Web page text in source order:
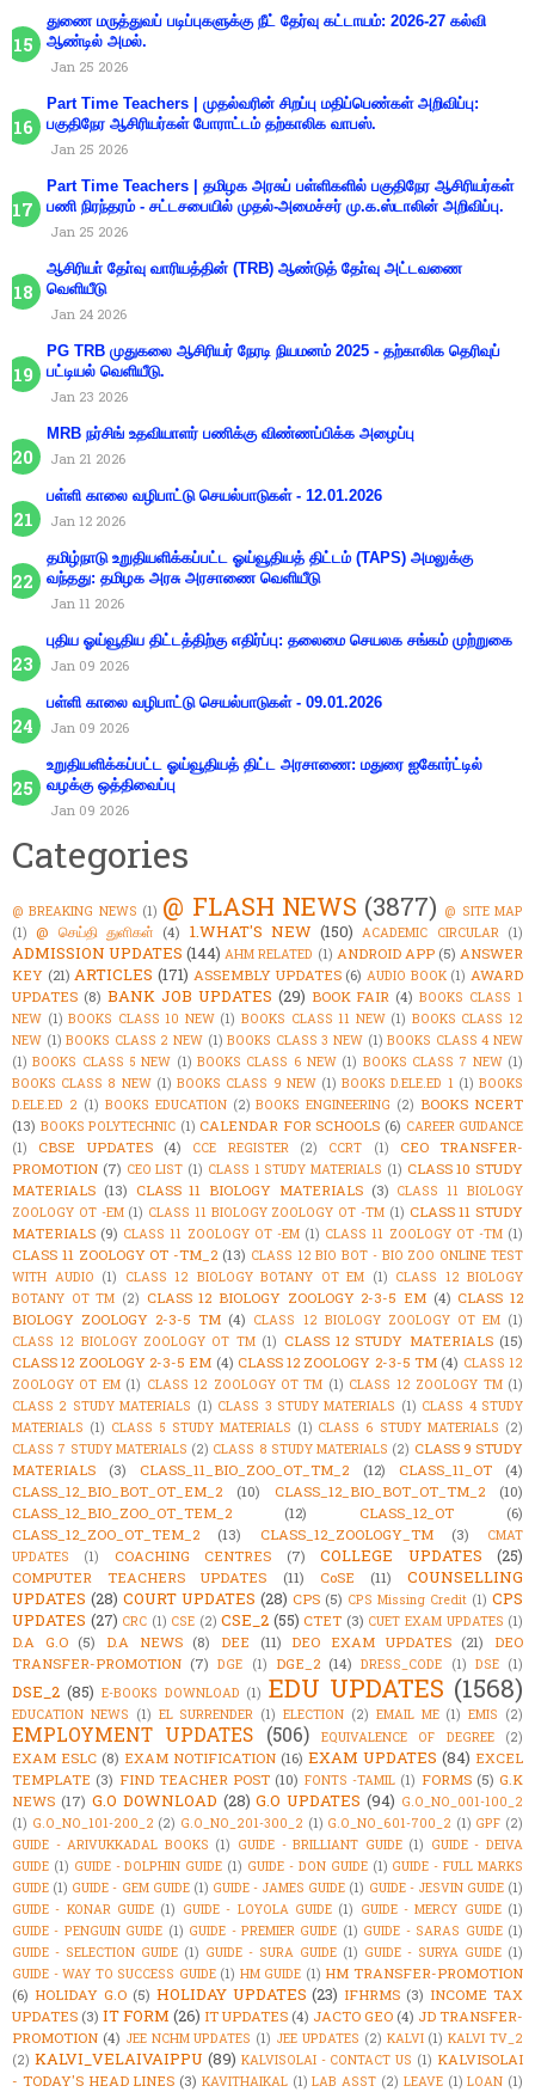
துணை மருத்துவப் படிப்புகளுக்கு நீட் தேர்வு கட்டாயம்: 2026-27 கல்வி
ஆண்டில் அமல்.
Jan 25 2026
Part Time Teachers | முதல்வரின் சிறப்பு மதிப்பெண்கள் அறிவிப்பு:
பகுதிநேர ஆசிரியர்கள் போராட்டம் தற்காலிக வாபஸ்.
Jan 25 2026
Part Time Teachers | தமிழக அரசுப் பள்ளிகளில் பகுதிநேர ஆசிரியர்கள்
பணி நிரந்தரம் - சட்டசபையில் முதல்-அமைச்சர் மு.க.ஸ்டாலின் அறிவிப்பு.
Jan 25 2026
ஆசிரியா் தோ்வு வாரியத்தின் (TRB) ஆண்டுத் தோ்வு அட்டவணை
வெளியீடு
Jan 24 2026
PG TRB முதுகலை ஆசிரியர் நேரடி நியமனம் 2025 - தற்காலிக தெரிவுப்
பட்டியல் வெளியீடு.
Jan 23 2026
MRB நர்சிங் உதவியாளர் பணிக்கு விண்ணப்பிக்க அழைப்பு
Jan 21 2026
பள்ளி காலை வழிபாட்டு செயல்பாடுகள் - 12.01.2026
Jan 12 2026
தமிழ்நாடு உறுதியளிக்கப்பட்ட ஓய்வூதியத் திட்டம் (TAPS) அமலுக்கு
வந்தது: தமிழக அரசு அரசாணை வெளியீடு
Jan 11 2026
புதிய ஓய்வூதிய திட்டத்திற்கு எதிர்ப்பு: தலைமை செயலக சங்கம் முற்றுகை
Jan 09 2026
பள்ளி காலை வழிபாட்டு செயல்பாடுகள் - 09.01.2026
Jan 09 2026
உறுதியளிக்கப்பட்ட ஓய்வூதியத் திட்ட அரசாணை: மதுரை ஐகோர்ட்டில்
வழக்கு ஒத்திவைப்பு
Jan 09 2026
Categories
@ BREAKING NEWS (1) @ FLASH NEWS (3877) @ SITE MAP
(1) @ செய்தி துளிகள் (4) 1.WHAT'S NEW (150) ACADEMIC CIRCULAR (1)
ADMISSION UPDATES (144) AHM RELATED (1) ANDROID APP (5) ANSWER
KEY (21) ARTICLES (171) ASSEMBLY UPDATES (6) AUDIO BOOK (1) AWARD
UPDATES (8) BANK JOB UPDATES (29) BOOK FAIR (4) BOOKS CLASS 1
NEW (1) BOOKS CLASS 10 NEW (1) BOOKS CLASS 11 NEW (1) BOOKS CLASS 12
NEW (1) BOOKS CLASS 2 NEW (1) BOOKS CLASS 3 NEW (1) BOOKS CLASS 4 NEW
(1) BOOKS CLASS 5 NEW (1) BOOKS CLASS 6 NEW (1) BOOKS CLASS 7 NEW (1)
BOOKS CLASS 8 NEW (1) BOOKS CLASS 9 NEW (1) BOOKS D.ELE.ED 1 (1) BOOKS
D.ELE.ED 2 (1) BOOKS EDUCATION (2) BOOKS ENGINEERING (2) BOOKS NCERT
(13) BOOKS POLYTECHNIC (1) CALENDAR FOR SCHOOLS (6) CAREER GUIDANCE
(1)
CBSE UPDATES (4) CCE REGISTER (2) CCRT (1)
CEO TRANSFER-
PROMOTION (7) CEO LIST (1) CLASS 1 STUDY MATERIALS (1) CLASS 10 STUDY
MATERIALS (13) CLASS 11 BIOLOGY MATERIALS (3) CLASS 11 BIOLOGY
ZOOLOGY OT -EM (1) CLASS 11 BIOLOGY ZOOLOGY OT -TM (1) CLASS 11 STUDY
MATERIALS (9) CLASS 11 ZOOLOGY OT -EM (1) CLASS 11 ZOOLOGY OT -TM (1)
CLASS 11 ZOOLOGY OT -TM_2 (13) CLASS 12 BIO BOT - BIO ZOO ONLINE TEST
WITH AUDIO (1) CLASS 12 BIOLOGY BOTANY OT EM (1) CLASS 12 BIOLOGY
BOTANY OT TM (2) CLASS 12 BIOLOGY ZOOLOGY 2-3-5 EM (4) CLASS 12
BIOLOGY ZOOLOGY 2-3-5 TM (4) CLASS 12 BIOLOGY ZOOLOGY OT EM (1)
CLASS 12 BIOLOGY ZOOLOGY OT TM (1) CLASS 12 STUDY MATERIALS (15)
CLASS 12 ZOOLOGY 2-3-5 EM (4) CLASS 12 ZOOLOGY 2-3-5 TM (4) CLASS 12
ZOOLOGY OT EM (1) CLASS 12 ZOOLOGY OT TM (1) CLASS 12 ZOOLOGY TM (1)
CLASS 2 STUDY MATERIALS (1) CLASS 3 STUDY MATERIALS (1) CLASS 4 STUDY
MATERIALS (1) CLASS 5 STUDY MATERIALS (1) CLASS 6 STUDY MATERIALS (2)
CLASS 7 STUDY MATERIALS (2) CLASS 8 STUDY MATERIALS (2) CLASS 9 STUDY
MATERIALS
(3) CLASS_11_BIO_ZOO_OT_TM_2 (12) CLASS_11_OT
(4)
CLASS_12_BIO_BOT_OT_EM_2
(10) CLASS_12_BIO_BOT_OT_TM_2
(10)
CLASS_12_BIO_ZOO_OT_TEM_2
(12) CLASS_12_OT
(6)
CLASS_12_ZOO_OT_TEM_2
(13) CLASS_12_ZOOLOGY_TM (3)
CMAT
UPDATES
(1) COACHING CENTRES (7) COLLEGE UPDATES (25)
COMPUTER TEACHERS UPDATES (11) CoSE (11)
COUNSELLING
UPDATES (28) COURT UPDATES (28) CPS (5) CPS Missing Credit (1) CPS
UPDATES (27) CRC (1) CSE (2) CSE_2 (55) CTET (3) CUET EXAM UPDATES (1)
D.A G.O (5) D.A NEWS (8) DEE (11) DEO EXAM UPDATES (21)
DEO
TRANSFER-PROMOTION (7) DGE (1) DGE_2 (14) DRESS_CODE (1) DSE (1)
DSE_2 (85) E-BOOKS DOWNLOAD (1) EDU UPDATES (1568)
EDUCATION NEWS (1) EL SURRENDER (1) ELECTION (2) EMAIL ME (1) EMIS (2)
EMPLOYMENT UPDATES (506) EQUIVALENCE OF DEGREE (2)
EXAM ESLC (8) EXAM NOTIFICATION (16) EXAM UPDATES (84) EXCEL
TEMPLATE (3) FIND TEACHER POST (10) FONTS -TAMIL (1) FORMS (5) G.K
NEWS (17) G.O DOWNLOAD (28) G.O UPDATES (94) G.O_NO_001-100_2
(1) G.O_NO_101-200_2 (2) G.O_NO_201-300_2 (1) G.O_NO_601-700_2 (1) GPF (2)
GUIDE - ARIVUKKADAL BOOKS (1) GUIDE - BRILLIANT GUIDE (1) GUIDE - DEIVA
GUIDE (1) GUIDE - DOLPHIN GUIDE (1) GUIDE - DON GUIDE (1) GUIDE - FULL MARKS
GUIDE (1) GUIDE - GEM GUIDE (1) GUIDE - JAMES GUIDE (1) GUIDE - JESVIN GUIDE (1)
GUIDE - KONAR GUIDE (1) GUIDE - LOYOLA GUIDE (1) GUIDE - MERCY GUIDE (1)
GUIDE - PENGUIN GUIDE (1) GUIDE - PREMIER GUIDE (1) GUIDE - SARAS GUIDE (1)
GUIDE - SELECTION GUIDE (1) GUIDE - SURA GUIDE (1) GUIDE - SURYA GUIDE (1)
GUIDE - WAY TO SUCCESS GUIDE (1) HM GUIDE (1) HM TRANSFER-PROMOTION
(6) HOLIDAY G.O (5) HOLIDAY UPDATES (23) IFHRMS (3) INCOME TAX
UPDATES (3) IT FORM (26) IT UPDATES (4) JACTO GEO (4) JD TRANSFER-
PROMOTION (4) JEE NCHM UPDATES (1) JEE UPDATES (2) KALVI (1) KALVI TV_2
(2) KALVI_VELAIVAIPPU (89) KALVISOLAI - CONTACT US (1) KALVISOLAI
- TODAY'S HEAD LINES (3) KAVITHAIKAL (1) LAB ASST (2) LEAVE (1) LOAN (1)